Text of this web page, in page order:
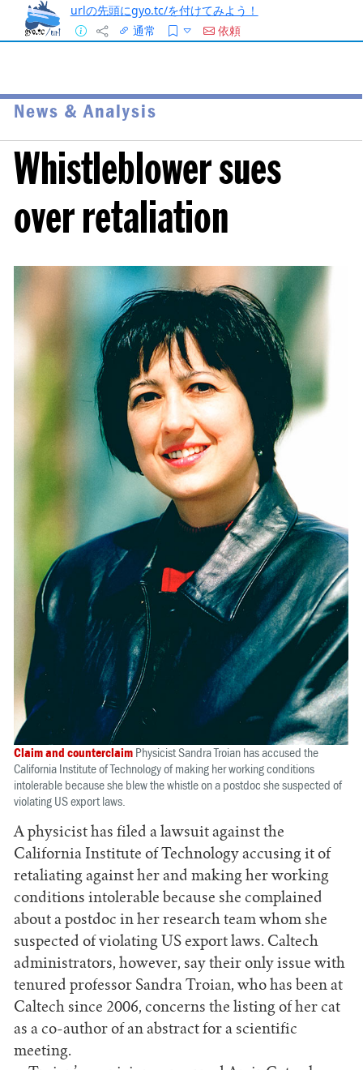
urlの先頭にgyo.tc/を付けてみよう！
通常
依頼